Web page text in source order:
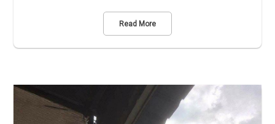
Read More